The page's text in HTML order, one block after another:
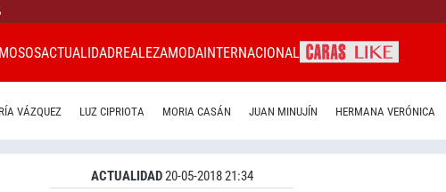
ACTUALIDADREALEZAMODAINTERNACIONAL
VÁZQUEZ LUZ CIPRIOTA MORIA CASÁN JUAN MINUJÍN HERMANA VERÓNICA
ACTUALIDAD20-05-2018 21:34